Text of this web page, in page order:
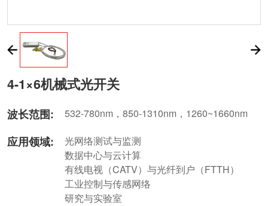
4-1×6机械式光开关
波长范围: 532-780nm，850-1310nm，1260~1660nm
应用领域:
光网络测试与监测
数据中心与云计算
有线电视（CATV）与光纤到户（FTTH）
工业控制与传感网络
研究与实验室